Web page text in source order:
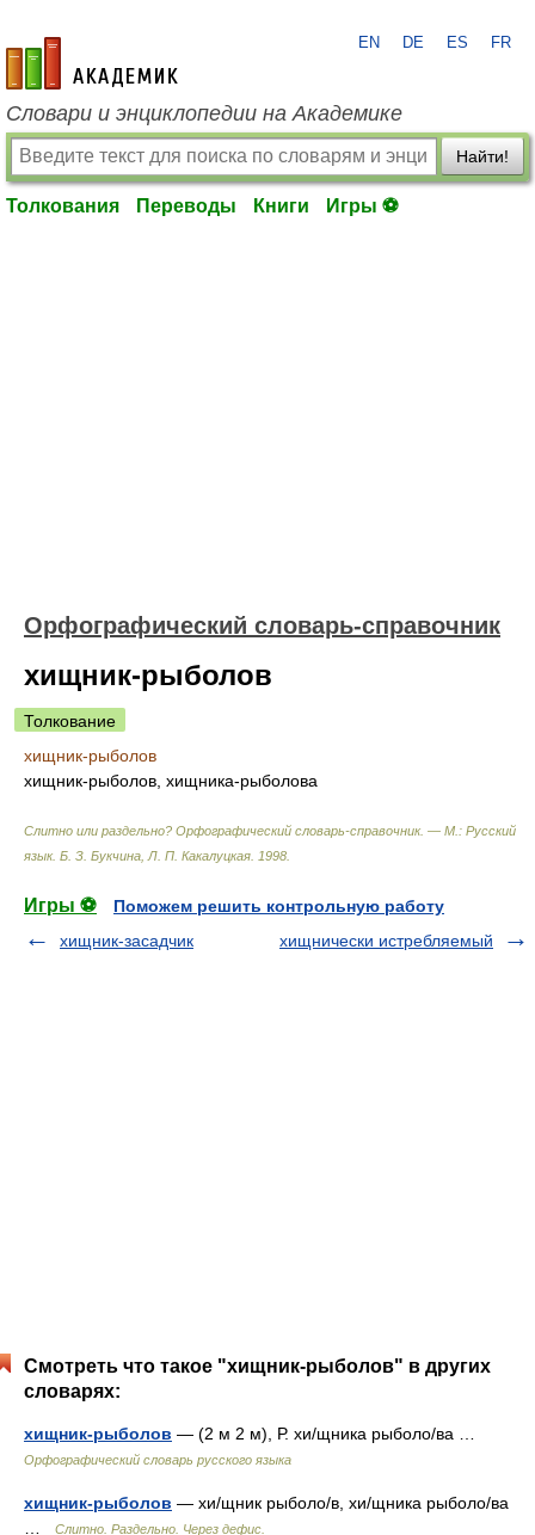
academic.ru
EN DE ES FR
Словари и энциклопедии на Академике
Найти!
Толкования Переводы Книги Игры ⚽
Орфографический словарь-справочник
хищник-рыболов
Толкование
хищник-рыболов
хищник-рыболов, хищника-рыболова
Слитно или раздельно? Орфографический словарь-справочник. — М.: Русский
язык. Б. З. Букчина, Л. П. Какалуцкая 1998
Игры ⚽
Поможем решить контрольную работу
хищник-засадчик
хищнически истребляемый
Смотреть что такое "хищник-рыболов" в других
словарях:
хищник-рыболов — (2 м 2 м), Р. хи/щника рыболо/ва …
Орфографический словарь русского языка
хищник-рыболов — хи/щник рыболо/в, хи/щника рыболо/ва
Слитно. Раздельно. Через дефис.